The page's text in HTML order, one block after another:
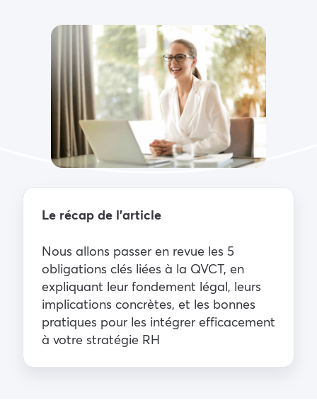
Le récap de l’article
Nous allons passer en revue les 5
obligations clés liées à la QVCT, en
expliquant leur fondement légal, leurs
implications concrètes, et les bonnes
pratiques pour les intégrer efficacement
à votre stratégie RH